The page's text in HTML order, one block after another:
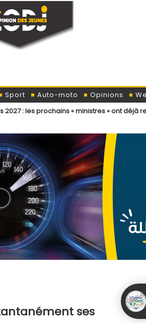
Sport Auto-moto Opinions
« ministres » ont déjà reçu la lettre de
ses